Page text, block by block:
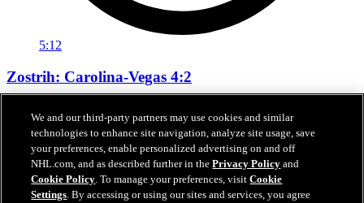
5:12
Zostrih: Carolina-Vegas 4:2
12. jún 2026
We and our third-party partners may use cookies and similar
technologies to enhance site navigation, analyze site usage, save
your preferences, enable personalized advertising on and off
NHL.com, and as described further in thePrivacy Policy and
Cookie Policy. To manage your preferences, visitCookie
Settings. By accessing or using our sites and services, you agree